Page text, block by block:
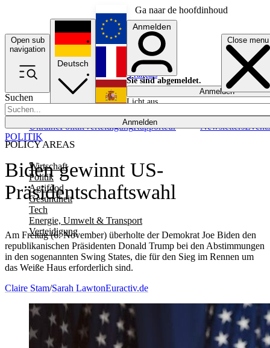
Ga naar de hoofdinhoud
Open sub
navigation
Close menu
Suchen
Anmelden
POLICY AREAS
Wirtschaft
Politik
Agrifood
Gesundheit
Tech
Energie, Umwelt & Transport
Verteidigung
UkrainePolitikVerteidigungRapporteur NewslettersEvents
Deutsch
English
Français
Anmelden
Sie sind abgemeldet.
Anmelden
Licht aus
Biden gewinnt US-
Präsidentschaftswahl
Am Freitag (6. November) überholte der Demokrat Joe Biden den
republikanischen Präsidenten Donald Trump bei den Abstimmungen
in den sogenannten Swing States, die für den Sieg im Rennen um
das Weiße Haus erforderlich sind.
POLITIK
Claire Stam/Sarah LawtonEuractiv.de